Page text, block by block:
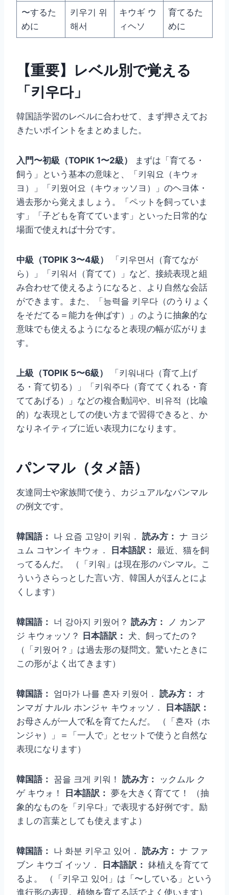
〜するた
めに
키우기 위
해서
キウギ ウ
ィヘソ
育てるた
めに
【重要】レベル別で覚える
「키우다」
韓国語学習のレベルに合わせて、まず押さえてお
きたいポイントをまとめました。
入門〜初級（TOPIK 1〜2級）
まずは「育てる・
飼う」という基本の意味と、「키워요（キウォ
ヨ）」「키웠어요（キウォッソヨ）」のヘヨ体・
過去形から覚えましょう。「ペットを飼っていま
す」「子どもを育てています」といった日常的な
場面で使えれば十分です。
中級（TOPIK 3〜4級）
「키우면서（育てなが
ら）」「키워서（育てて）」など、接続表現と組
み合わせて使えるようになると、より自然な会話
ができます。また、「능력을 키우다（のうりょく
をそだてる＝能力を伸ばす）」のように抽象的な
意味でも使えるようになると表現の幅が広がりま
す。
上級（TOPIK 5〜6級）
「키워내다（育て上げ
る・育て切る）」「키워주다（育ててくれる・育
ててあげる）」などの複合動詞や、비유적（比喩
的）な表現としての使い方まで習得できると、か
なりネイティブに近い表現力になります。
パンマル（タメ語）
友達同士や家族間で使う、カジュアルなパンマル
の例文です。
韓国語： 나 요즘 고양이 키워． 読み方： ナ ヨジ
ュム コヤンイ キウォ． 日本語訳： 最近、猫を飼
ってるんだ。 （「키워」は現在形のパンマル。こ
ういうさらっとした言い方、韓国人がほんとによ
くします）
韓国語： 너 강아지 키웠어？ 読み方：
ノ カンア
ジ キウォッソ？ 日本語訳： 犬、飼ってたの？
（「키웠어？」は過去形の疑問文。驚いたときに
この形がよく出てきます）
韓国語： 엄마가 나를 혼자 키웠어． 読み方： オ
ンマガ ナルル ホンジャ キウォッソ． 日本語訳：
お母さんが一人で私を育てたんだ。 （「혼자（ホ
ンジャ）」＝「一人で」とセットで使うと自然な
表現になります）
韓国語： 꿈을 크게 키워！ 読み方：
ックムル ク
ゲ キウォ！ 日本語訳： 夢を大きく育てて！ （抽
象的なものを「키우다」で表現する好例です。励
ましの言葉としても使えますよ）
韓国語： 나 화분 키우고 있어． 読み方： ナ ファ
ブン キウゴ イッソ． 日本語訳： 鉢植えを育てて
るよ。 （「키우고 있어」は「〜している」という
進行形の表現。植物を育てる話でよく使います）